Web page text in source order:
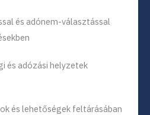
és adónem-választással
és adózási helyzetek
és lehetőségek feltárásában